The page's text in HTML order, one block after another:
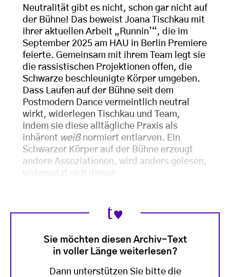
Neutralität gibt es nicht, schon gar nicht auf
der Bühne! Das beweist Joana Tischkau mit
ihrer aktuellen Arbeit „Runnin’“, die im
September 2025 am HAU in Berlin Premiere
feierte. Gemeinsam mit ihrem Team legt sie
die rassistischen Projektionen offen, die
Schwarze beschleunigte Körper umgeben.
Dass Laufen auf der Bühne seit dem
Postmodern Dance vermeintlich neutral
wirkt, widerlegen Tischkau und Team,
indem sie diese alltägliche Praxis als
inhärent weißnormiert entlarven. Ein
Schwarzer Körper auf der Bühne erzeugt
andere Assoziationen, wird anders gelesen,
widersetzt sich dieser
Sie möchten diesen Archiv-Text
in voller Länge weiterlesen?
Dann unterstützen Sie bitte die